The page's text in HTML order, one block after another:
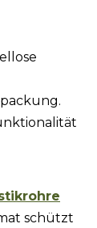
schützt